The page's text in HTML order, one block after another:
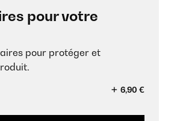
pour votre
pour protéger et
6,90 €